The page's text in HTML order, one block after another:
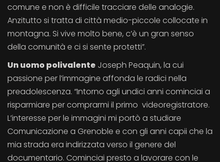
comune e non è difficile tracciare delle analogie.
Anzitutto si tratta di città medio-piccole collocate in
montagna. Si vive molto bene, c’è un gran senso
della comunità e ci si sente protetti”.
Un uomo polivalente Joseph Peaquin, la cui
passione per l’immagine affonda le radici nella
preadolescenza. “Intorno agli undici anni cominciai a
risparmiare per comprarmi il primo videoregistratore.
L’interesse per le immagini mi portò a studiare
Comunicazione a Grenoble e con gli anni capii che la
mia strada era indirizzata verso il genere del
documentario. Cominciai presto a lavorare con le